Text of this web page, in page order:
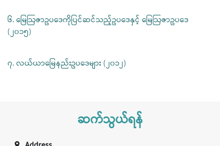
၆. မြေဩဇာဥပဒေကိုပြင်ဆင်သည့်ဥပဒေနှင့် မြေဩဇာဥပဒေ
(၂၀၁၅)
၇. လယ်ယာမြေနည်းဥပဒေများ (၂၀၁၂)
ဆက်သွယ်ရန်